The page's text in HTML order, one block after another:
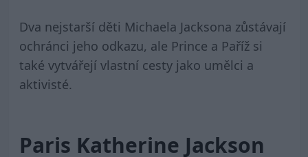
Dva nejstarší děti Michaela Jacksona zůstávají
ochránci jeho odkazu, ale Prince a Paříž si
také vytvářejí vlastní cesty jako umělci a
aktivisté.
Paris Katherine Jackson